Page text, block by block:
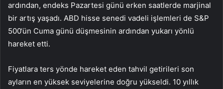
ardından, endeks Pazartesi günü erken saatlerde marjinal
bir artış yaşadı. ABD hisse senedi vadeli işlemleri de S&P
500‘ün Cuma günü düşmesinin ardından yukarı yönlü
hareket etti.
Fiyatlara ters yönde hareket eden tahvil getirileri son
ayların en yüksek seviyelerine doğru yükseldi. 10 yıllık